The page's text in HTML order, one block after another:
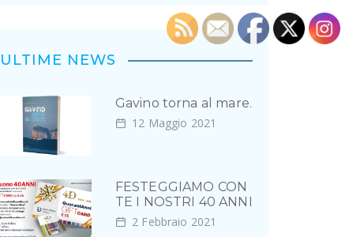
ULTIME NEWS
Gavino torna al mare.
12 Maggio 2021
FESTEGGIAMO CON
TE I NOSTRI 40 ANNI
2 Febbraio 2021